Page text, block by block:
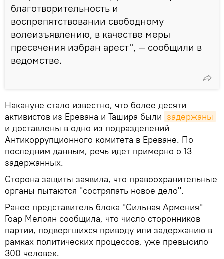
благотворительность и
воспрепятствовании свободному
волеизъявлению, в качестве меры
пресечения избран арест", — сообщили в
ведомстве.
Накануне стало известно, что более десяти
активистов из Еревана и Ташира были задержаны
и доставлены в одно из подразделений
Антикоррупционного комитета в Ереване. По
последним данным, речь идет примерно о 13
задержанных.
Сторона защиты заявила, что правоохранительные
органы пытаются "состряпать новое дело".
Ранее представитель блока "Сильная Армения"
Гоар Мелоян сообщила, что число сторонников
партии, подвергшихся приводу или задержанию в
рамках политических процессов, уже превысило
300 человек.